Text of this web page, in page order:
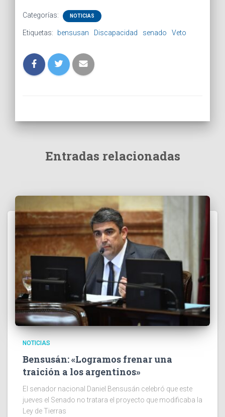
Categorías: NOTICIAS
Etiquetas: bensusan Discapacidad senado Veto
Entradas relacionadas
NOTICIAS
Bensusán: «Logramos frenar una
traición a los argentinos»
El senador nacional Daniel Bensusán celebró que este
jueves el Senado no tratara el proyecto que modificaba la
Ley de Tierras